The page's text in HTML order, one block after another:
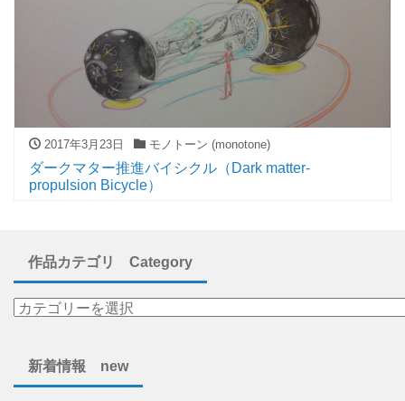
2017年3月23日 モノトーン (monotone)
ダークマター推進バイシクル（Dark matter-
propulsion Bicycle）
作品カテゴリ Category
新着情報 new